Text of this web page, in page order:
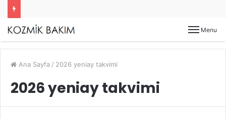
Menu
Ana Sayfa / 2026 yeniay takvimi
2026 yeniay takvimi